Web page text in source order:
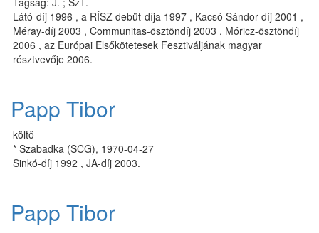
Látó-díj 1996 , a RÍSZ debüt-díja 1997 , Kacsó Sándor-díj 2001 ,
Méray-díj 2003 , Communitas-ösztöndíj 2003 , Móricz-ösztöndíj
2006 , az Európai Elsőkötetesek Fesztiváljának magyar
résztvevője 2006.
Papp Tibor
költő
* Szabadka (SCG), 1970-04-27
Sinkó-díj 1992 , JA-díj 2003.
Papp Tibor